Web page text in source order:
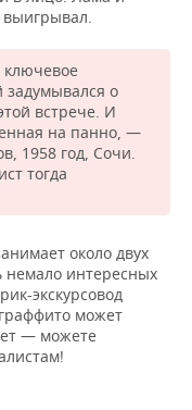
ключевое
задумывался о
встрече. И
на панно, —
1958 год, Сочи.
тогда
около двух
немало интересных
экскурсовод
может
— можете